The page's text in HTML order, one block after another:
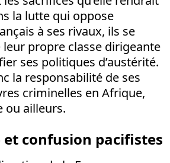
la lutte qui oppose
à ses rivaux, ils se
propre classe dirigeante
ses politiques d’austérité.
la responsabilité de ses
criminelles en Afrique,
ou ailleurs.
confusion pacifistes